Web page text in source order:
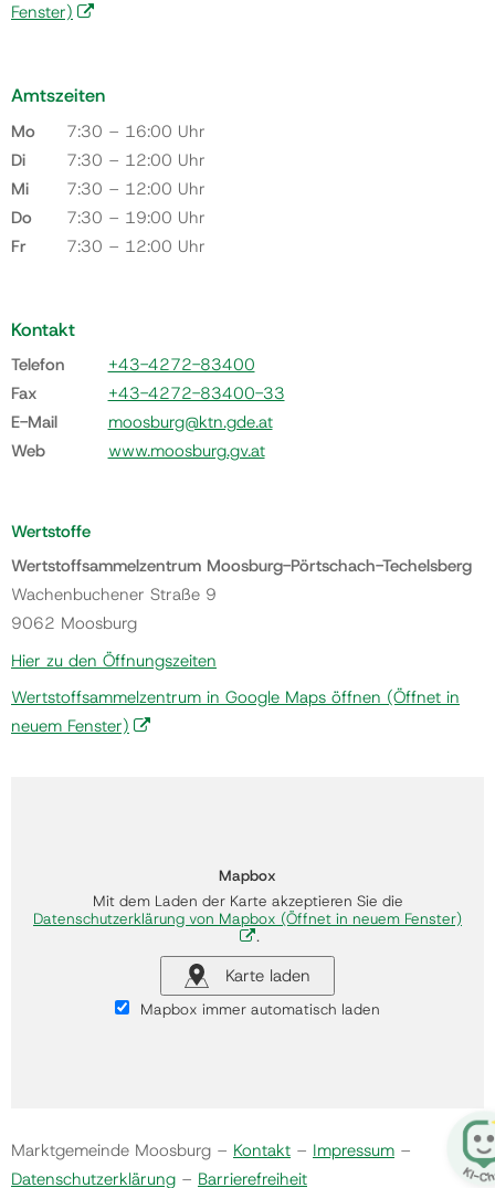
Fenster)
Amtszeiten
Mo
7:30 – 16:00 Uhr
Di
7:30 – 12:00 Uhr
Mi
7:30 – 12:00 Uhr
Do
7:30 – 19:00 Uhr
Fr
7:30 – 12:00 Uhr
Kontakt
Telefon
+43-4272-83400
Fax
+43-4272-83400-33
E-Mail
moosburg@ktn.gde.at
Web
www.moosburg.gv.at
Wertstoffe
Wertstoffsammelzentrum Moosburg-Pörtschach-Techelsberg
Wachenbuchener Straße 9
9062 Moosburg
Hier zu den Öffnungszeiten
Wertstoffsammelzentrum in Google Maps öffnen (Öffnet in
neuem Fenster)
Mapbox
Mit dem Laden der Karte akzeptieren Sie die
Datenschutzerklärung von Mapbox (Öffnet in neuem Fenster)
.
Karte laden
Mapbox immer automatisch laden
Marktgemeinde Moosburg – Kontakt – Impressum –
Datenschutzerklärung – Barrierefreiheit